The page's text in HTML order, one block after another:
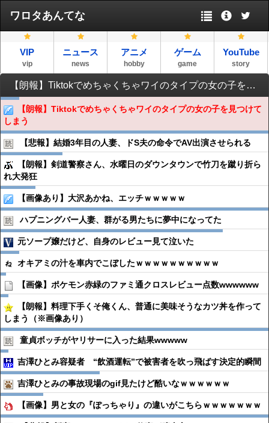
ワロタあんてな
VIP
vip
ニュース
news
アニメ
hobby
ゲーム
game
YouTube
story
【朗報】Tiktokでめちゃくちゃワイのタイプの女の子を見つけてしまう
【朗報】Tiktokでめちゃくちゃワイのタイプの女の子を見つけて
しまう
【悲報】結婚3年目の人妻、ドS夫の命令でAV出演させられる
【朗報】剣道警察さん、水曜日のダウンタウンで竹刀を蹴り折ら
れ大発狂
【画像あり】大沢あかね、エッチｗｗｗｗｗ
ハプニングバー人妻、群がる男たちに夢中になってた
元ソープ嬢だけど、自身のレビュー見て泣いた
オキアミの汁を車内でこぼしたｗｗｗｗｗｗｗｗｗｗ
【画像】ポケモン赤緑のファミ通クロスレビュー点数wwwwww
【朗報】料理下手くそ俺くん、普通に美味そうなカツ丼を作って
しまう（※画像あり）
童貞ボッチがヤリサーに入った結果wwwww
吉澤ひとみ容疑者 “飲酒運転”で被害者を吹っ飛ばす決定的瞬間
吉澤ひとみの事故現場のgif見たけど酷いなｗｗｗｗｗｗ
【画像】男と女の『ぽっちゃり』の違いがこちらｗｗｗｗｗｗｗ